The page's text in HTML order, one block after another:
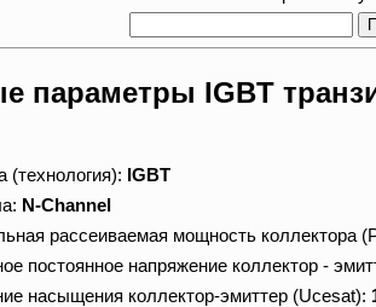
параметры IGBT
(технология): IGBT
N-Channel
рассеиваемая мощность коллектора
постоянное напряжение коллектор -
насыщения коллектор-эмиттер (Ucesat):